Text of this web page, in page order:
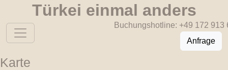
Türkei einmal anders
Buchungshotline: +49 172 913
Anfrage
Karte